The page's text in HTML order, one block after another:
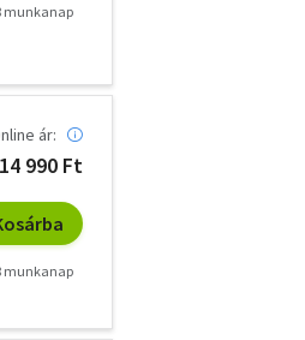
munkanap
ár:
14 990 Ft
munkanap